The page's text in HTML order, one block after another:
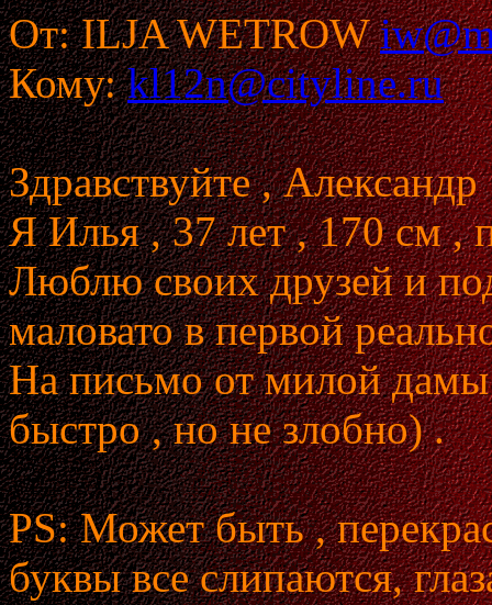
От: ILJA WETROW
Кому:kl12n@cityline.ru
Здравствуйте , Александр
Я Илья , 37 лет , 170 см ,
Люблю своих друзей и
маловато в первой
На письмо от милой
быстро , но не злобно) .
PS: Может быть ,
буквы все слипаются,